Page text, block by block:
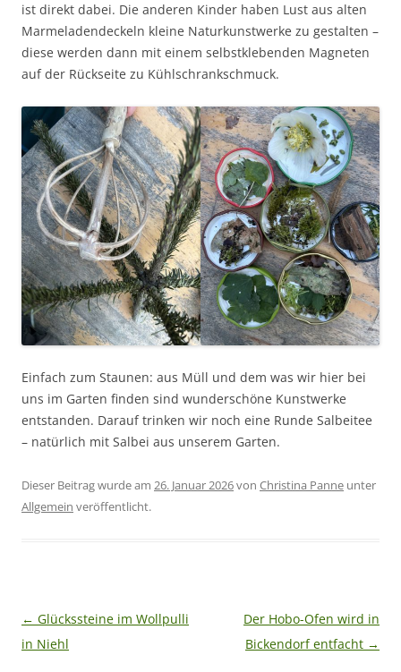
ist direkt dabei. Die anderen Kinder haben Lust aus alten
Marmeladendeckeln kleine Naturkunstwerke zu gestalten –
diese werden dann mit einem selbstklebenden Magneten
auf der Rückseite zu Kühlschrankschmuck.
Einfach zum Staunen: aus Müll und dem was wir hier bei
uns im Garten finden sind wunderschöne Kunstwerke
entstanden. Darauf trinken wir noch eine Runde Salbeitee
– natürlich mit Salbei aus unserem Garten.
Dieser Beitrag wurde am 26. Januar 2026von Christina Panne unter
Allgemein veröffentlicht.
Beitragsnavigation
← Glückssteine im Wollpulli
in Niehl
Der Hobo-Ofen wird in
Bickendorf entfacht →